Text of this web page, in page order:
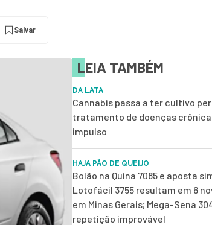
Salvar
LEIA TAMBÉM
DA LATA
Cannabis passa a ter cultivo
tratamento de doenças
impulso
HAJA PÃO DE QUEIJO
Bolão na Quina 7085 e aposta
Lotofácil 3755 resultam em 6
em Minas Gerais; Mega-Sena
repetição improvável